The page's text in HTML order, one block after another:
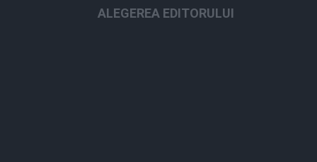
ALEGEREA EDITORULUI